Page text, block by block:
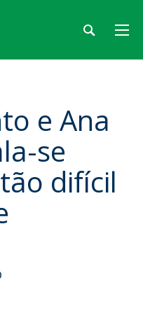
e Ana
se
difícil